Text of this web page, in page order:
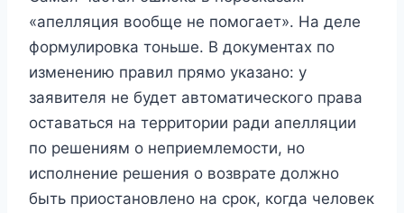
«апелляция вообще не помогает». На деле
формулировка тоньше. В документах по
изменению правил прямо указано: у
заявителя не будет автоматического права
оставаться на территории ради апелляции
по решениям о неприемлемости, но
исполнение решения о возврате должно
быть приостановлено на срок, когда человек